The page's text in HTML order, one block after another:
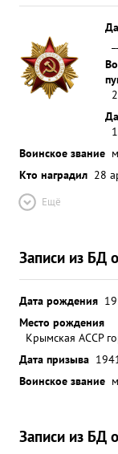
Воинское звание
Кто наградил 28
Ещё
Записи из
Дата рождения
Место рождения
Крымская АССР
Дата призыва
Воинское звание
Записи из